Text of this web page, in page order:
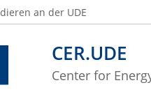
CER.UDE
Center for
an der UDE